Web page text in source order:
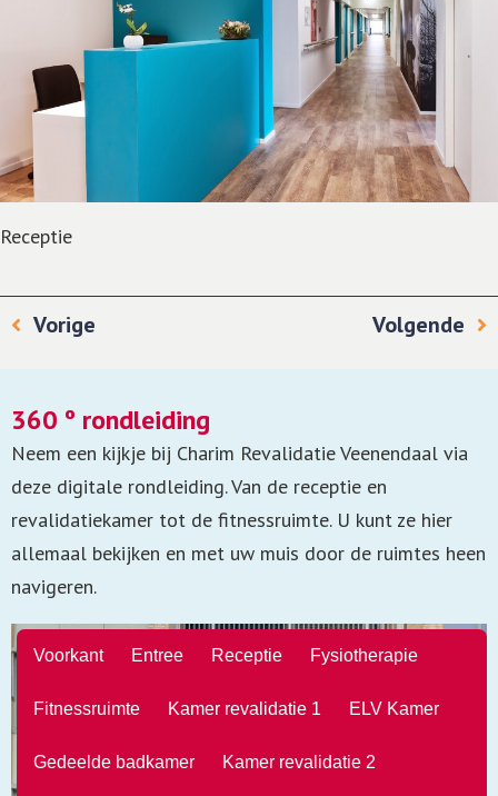
Receptie
Vorige Volgende
360 º rondleiding
Neem een kijkje bij Charim Revalidatie Veenendaal via
deze digitale rondleiding. Van de receptie en
revalidatiekamer tot de fitnessruimte. U kunt ze hier
allemaal bekijken en met uw muis door de ruimtes heen
navigeren.